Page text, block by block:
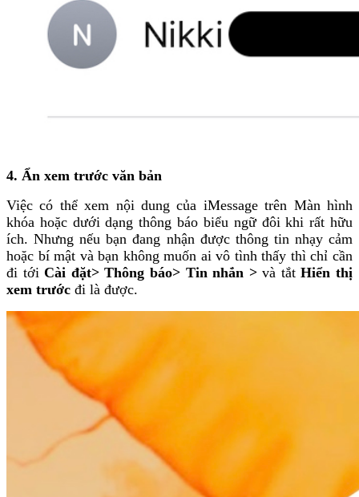
4. Ẩn xem trước văn bản
Việc có thể xem nội dung của iMessage trên Màn hình
khóa hoặc dưới dạng thông báo biểu ngữ đôi khi rất hữu
ích. Nhưng nếu bạn đang nhận được thông tin nhạy cảm
hoặc bí mật và bạn không muốn ai vô tình thấy thì chỉ cần
đi tớiCài đặt> Thông báo> Tin nhắn >và tắtHiển thị
xem trước đi là được.